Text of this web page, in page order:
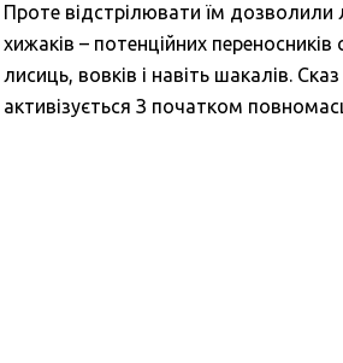
Проте відстрілювати їм дозволили
хижаків – потенційних переносників
лисиць, вовків і навіть шакалів. Сказ
активізується З початком